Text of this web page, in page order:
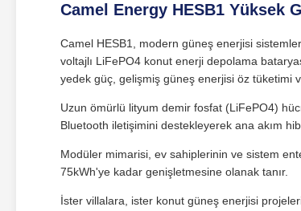
Camel Energy HESB1 Yüksek
Camel HESB1, modern güneş enerjisi
voltajlı LiFePO4 konut enerji depolama
yedek güç, gelişmiş güneş enerjisi öz tüketimi
Uzun ömürlü lityum demir fosfat (LiFePO4)
Bluetooth iletişimini destekleyerek ana akım
Modüler mimarisi, ev sahiplerinin ve sistem
75kWh'ye kadar genişletmesine olanak tanır.
İster villalara, ister konut güneş enerjisi